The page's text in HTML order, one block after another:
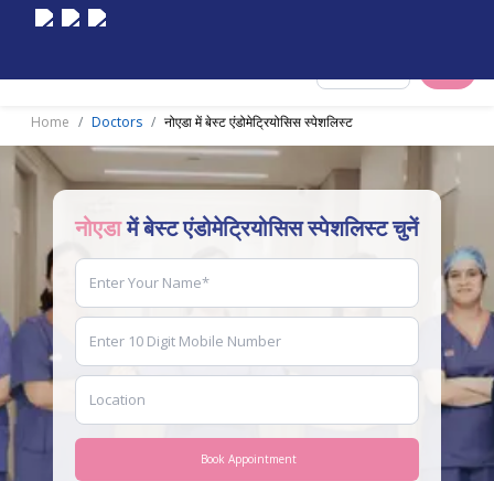
Home Doctors नोएडा में बेस्ट एंडोमेट्रियोसिस स्पेशलिस्ट
नोएडामें बेस्ट एंडोमेट्रियोसिस स्पेशलिस्ट चुनें
Book Appointment